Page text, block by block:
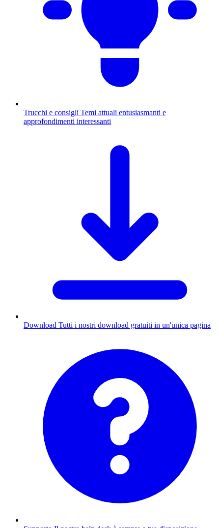
Trucchi e consigli Temi attuali entusiasmanti e
approfondimenti interessanti
Download Tutti i nostri download gratuiti in un'unica pagina